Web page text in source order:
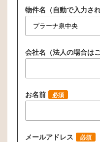
物件名（自動で入力され
会社名（法人の場合は
お名前 必須
メールアドレス 必須